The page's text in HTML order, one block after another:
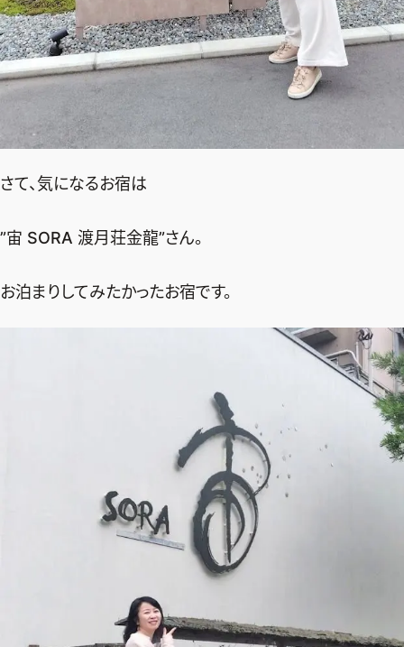
さて、気になるお宿は
”宙 SORA 渡月荘金龍”さん。
お泊まりしてみたかったお宿です。